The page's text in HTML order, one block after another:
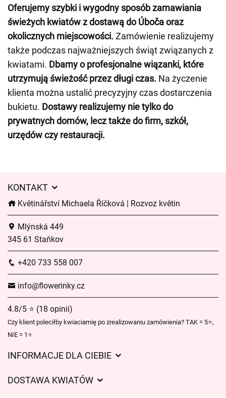
Oferujemy szybki i wygodny sposób zamawiania
świeżych kwiatów z dostawą do Úboča oraz
okolicznych miejscowości. Zamówienie realizujemy
także podczas najważniejszych świąt związanych z
kwiatami. Dbamy o profesjonalne wiązanki, które
utrzymują świeżość przez długi czas. Na życzenie
klienta można ustalić precyzyjny czas dostarczenia
bukietu. Dostawy realizujemy nie tylko do
prywatnych domów, lecz także do firm, szkół,
urzędów czy restauracji.
KONTAKT
Květinářství Michaela Říčková | Rozvoz květin
Mlýnská 449
345 61 Staňkov
+420 733 558 007
info@flowerinky.cz
4.8/5 ⭐ (18 opinii)
Czy klient poleciłby kwiaciarnię po zrealizowaniu zamówienia? TAK = 5⭐,
NIE = 1⭐
INFORMACJE DLA CIEBIE
DOSTAWA KWIATÓW